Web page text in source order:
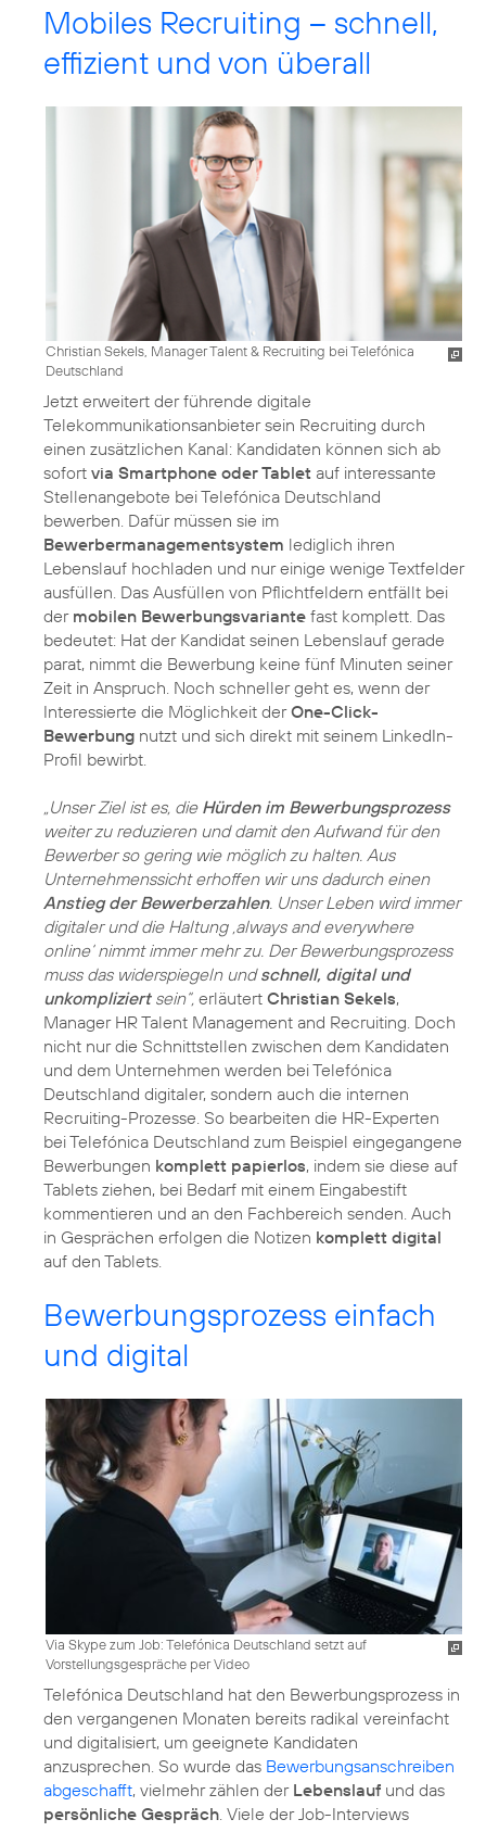
Mobiles Recruiting – schnell,
effizient und von überall
Christian Sekels, Manager Talent & Recruiting bei Telefónica
Deutschland
Jetzt erweitert der führende digitale
Telekommunikationsanbieter sein Recruiting durch
einen zusätzlichen Kanal: Kandidaten können sich ab
sofort via Smartphone oder Tablet auf interessante
Stellenangebote bei Telefónica Deutschland
bewerben. Dafür müssen sie im
Bewerbermanagementsystem lediglich ihren
Lebenslauf hochladen und nur einige wenige Textfelder
ausfüllen. Das Ausfüllen von Pflichtfeldern entfällt bei
der mobilen Bewerbungsvariante fast komplett. Das
bedeutet: Hat der Kandidat seinen Lebenslauf gerade
parat, nimmt die Bewerbung keine fünf Minuten seiner
Zeit in Anspruch. Noch schneller geht es, wenn der
Interessierte die Möglichkeit derOne-Click-
Bewerbung nutzt und sich direkt mit seinem LinkedIn-
Profil bewirbt.
„Unser Ziel ist es, die Hürden im Bewerbungsprozess
weiter zu reduzieren und damit den Aufwand für den
Bewerber so gering wie möglich zu halten. Aus
Unternehmenssicht erhoffen wir uns dadurch einen
Anstieg der Bewerberzahlen. Unser Leben wird immer
digitaler und die Haltung ‚always and everywhere
online‘ nimmt immer mehr zu. Der Bewerbungsprozess
muss das widerspiegeln undschnell, digital und
unkompliziertsein“, erläutert Christian Sekels,
Manager HR Talent Management and Recruiting. Doch
nicht nur die Schnittstellen zwischen dem Kandidaten
und dem Unternehmen werden bei Telefónica
Deutschland digitaler, sondern auch die internen
Recruiting-Prozesse. So bearbeiten die HR-Experten
bei Telefónica Deutschland zum Beispiel eingegangene
Bewerbungen komplett papierlos, indem sie diese auf
Tablets ziehen, bei Bedarf mit einem Eingabestift
kommentieren und an den Fachbereich senden. Auch
in Gesprächen erfolgen die Notizen komplett digital
auf den Tablets.
Bewerbungsprozess einfach
und digital
Via Skype zum Job: Telefónica Deutschland setzt auf
Vorstellungsgespräche per Video
Telefónica Deutschland hat den Bewerbungsprozess in
den vergangenen Monaten bereits radikal vereinfacht
und digitalisiert, um geeignete Kandidaten
anzusprechen. So wurde das Bewerbungsanschreiben
abgeschafft, vielmehr zählen der Lebenslauf und das
persönliche Gespräch . Viele der Job-Interviews